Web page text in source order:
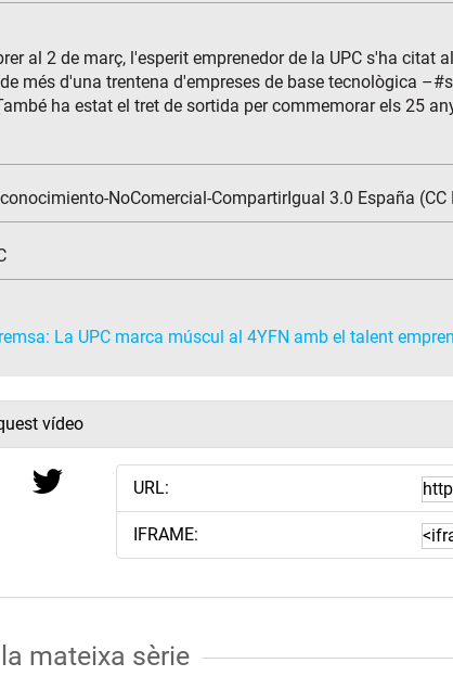
al 2 de març, l'esperit emprenedor de la UPC s'ha
de més d'una trentena d'empreses de base tecnològica
ha estat el tret de sortida per commemorar els 25
NoComercial-CompartirIgual 3.0 España (CC
La UPC marca múscul al 4YFN amb el talent
vídeo
URL:
IFRAME:
mateixa sèrie